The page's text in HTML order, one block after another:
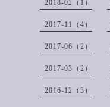
2018-02（1）
2017-11（4）
2017-06（2）
2017-03（2）
2016-12（3）